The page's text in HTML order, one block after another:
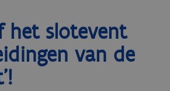
het slotevent
van de